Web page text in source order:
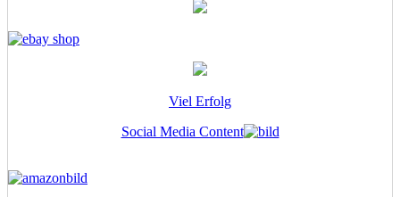
Viel Erfolg
Social Media Content